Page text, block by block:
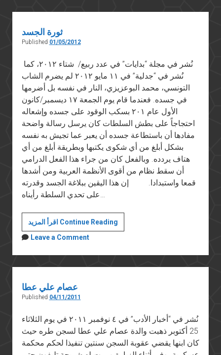
خدمة
ثورة الجسد
Published 01/05/2012
نُشر في “جدلية” في ١١ مايو ٢٠١٢ لم يضرم الشاب
التونسي، محمد البوعزيزي، النار في نفسه بل أضرمها
في جسده. فعندما قام يوم الجمعة ١٧ ديسمبر/كانون
الأول عام ٢٠١ بسكب الوقود على جسده وإشعاله
احتجاجاً على بطش السلطات كان يرسل رسالة واضحة
مفادها أن باستطاعة جسده أن يعبر عما تجيش به نفسه
بشكل أبلغ من أي شكوى يكتبها وبطريقة أبلغ من أي
هتاف يردده. وبالفعل كان من جراء هذا الفعل الدرامي
أن سقط نظام من أقوى الأنظمة العربية ومن أشدها
قمعا واستبدادا. إن هذا اليقين ببلاغة الجسد وقدرته
اقرأ المزيد Continue Readingثورة
الجسد
Leave a Comment
عصام علي عطا
Published 04/11/2011
نُشر في “أخبار الأدب” في ٤ نوفمبر ٢٠١١ في يوم الثلاثاء
25 أكتوبر ذهبت والدة عصام علي عطا لسجن طره حيث
كان ابنها يقضي عقوبة السجن سنتين تنفيذا لحكم محكمة